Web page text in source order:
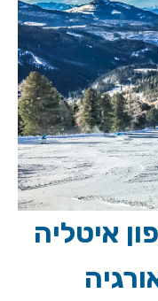
איטליה